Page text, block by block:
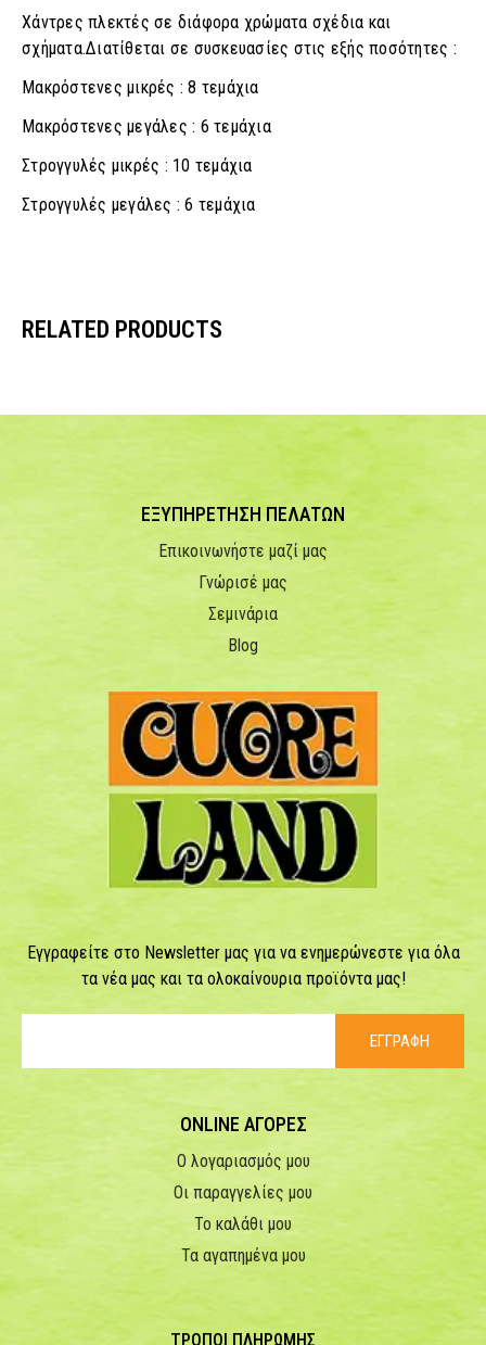
Χάντρες πλεκτές σε διάφορα χρώματα σχέδια και
σχήματα.Διατίθεται σε συσκευασίες στις εξής ποσότητες :
Μακρόστενες μικρές : 8 τεμάχια
Μακρόστενες μεγάλες : 6 τεμάχια
Στρογγυλές μικρές : 10 τεμάχια
Στρογγυλές μεγάλες : 6 τεμάχια
RELATED PRODUCTS
ΕΞΥΠΗΡΕΤΗΣΗ ΠΕΛΑΤΩΝ
Επικοινωνήστε μαζί μας
Γνώρισέ μας
Σεμινάρια
Blog
Εγγραφείτε στο Newsletter μας για να ενημερώνεστε για όλα
τα νέα μας και τα ολοκαίνουρια προϊόντα μας!
ΕΓΓΡΑΦΗ
ONLINE ΑΓΟΡΕΣ
Ο λογαριασμός μου
Οι παραγγελίες μου
Το καλάθι μου
Τα αγαπημένα μου
ΤΡΟΠΟΙ ΠΛΗΡΩΜΗΣ